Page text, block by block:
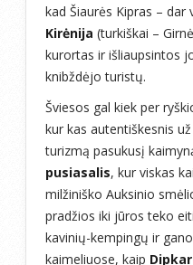
kad Šiaurės Kipras – dar
Kirėnija (turkiškai –
kurortas ir išliaupsintos
knibždėjo turistų.
Šviesos gal kiek per
kur kas autentiškesnis
turizmą pasukusį
pusiasalis, kur viskas
milžiniško Auksinio
pradžios iki jūros teko
kavinių-kempingų ir
kaimeliuose, kaip